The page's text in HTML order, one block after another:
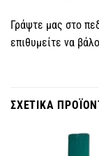
Γράψτε μας στο
επιθυμείτε να
ΣΧΕΤΙΚΑ